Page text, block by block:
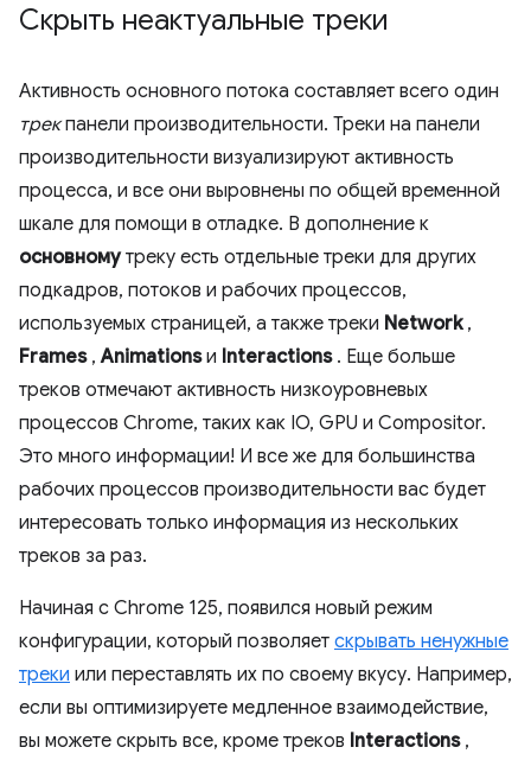
Скрыть неактуальные треки
Активность основного потока составляет всего один
трекпанели производительности. Треки на панели
производительности визуализируют активность
процесса, и все они выровнены по общей временной
шкале для помощи в отладке. В дополнение к
основномутреку есть отдельные треки для других
подкадров, потоков и рабочих процессов,
используемых страницей, а также треки Network,
Frames,Animationsи Interactions. Еще больше
треков отмечают активность низкоуровневых
процессов Chrome, таких как IO, GPU и Compositor.
Это много информации! И все же для большинства
рабочих процессов производительности вас будет
интересовать только информация из нескольких
треков за раз.
Начиная с Chrome 125, появился новый режим
конфигурации, который позволяет скрывать ненужные
треки или переставлять их по своему вкусу. Например,
если вы оптимизируете медленное взаимодействие,
вы можете скрыть все, кроме треков Interactions,